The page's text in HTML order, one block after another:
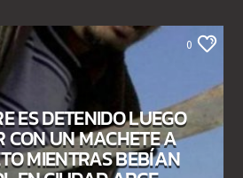
0
ES DETENIDO LUEGO
CON UN MACHETE A
MIENTRAS BEBÍAN